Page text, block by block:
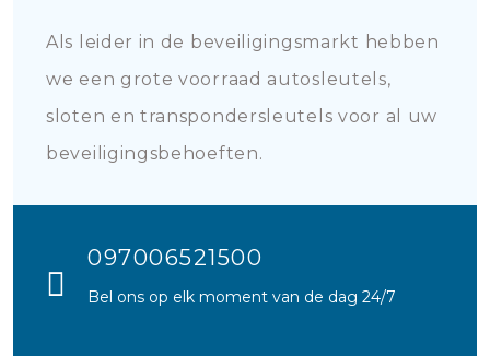
Als leider in de beveiligingsmarkt hebben
we een grote voorraad autosleutels,
sloten en transpondersleutels voor al uw
beveiligingsbehoeften.
097006521500
Bel ons op elk moment van de dag 24/7